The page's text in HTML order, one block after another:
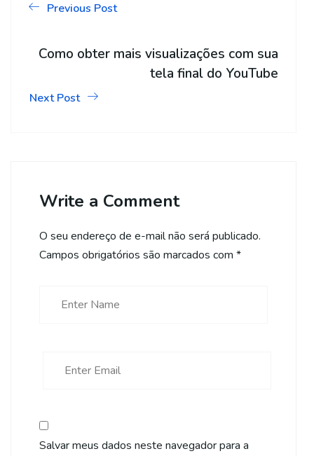
Previous Post
Como obter mais visualizações com sua
tela final do YouTube
Next Post
Write a Comment
O seu endereço de e-mail não será publicado.
Campos obrigatórios são marcados com *
Salvar meus dados neste navegador para a